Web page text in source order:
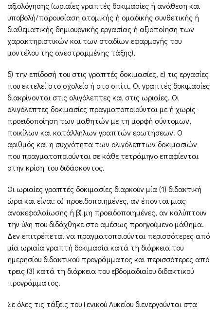
αξιολόγησης (ωριαίες γραπτές δοκιμασίες ή ανάθεση και
υποβολή/παρουσίαση ατομικής ή ομαδικής συνθετικής ή
διαθεματικής δημιουργικής εργασίας ή αξιοποίηση των
χαρακτηριστικών και των σταδίων εφαρμογής του
μοντέλου της ανεστραμμένης τάξης),
δ) την επίδοσή του στις γραπτές δοκιμασίες, ε) τις εργασίες
που εκτελεί στο σχολείο ή στο σπίτι. Οι γραπτές δοκιμασίες
διακρίνονται στις ολιγόλεπτες και στις ωριαίες. Οι
ολιγόλεπτες δοκιμασίες πραγματοποιούνται με ή χωρίς
προειδοποίηση των μαθητών με τη μορφή σύντομων,
ποικίλων και κατάλληλων γραπτών ερωτήσεων. Ο
αριθμός και η συχνότητα των ολιγόλεπτων δοκιμασιών
που πραγματοποιούνται σε κάθε τετράμηνο επαφίενται
στην κρίση του διδάσκοντος.
Οι ωριαίες γραπτές δοκιμασίες διαρκούν μία (1) διδακτική
ώρα και είναι: α) προειδοποιημένες, αν έπονται μιας
ανακεφαλαίωσης ή β) μη προειδοποιημένες, αν καλύπτουν
την ύλη που διδάχθηκε στο αμέσως προηγούμενο μάθημα.
Δεν επιτρέπεται να πραγματοποιούνται περισσότερες από
μία ωριαία γραπτή δοκιμασία κατά τη διάρκεια του
ημερησίου διδακτικού προγράμματος και περισσότερες από
τρεις (3) κατά τη διάρκεια του εβδομαδιαίου διδακτικού
προγράμματος.
Σε όλες τις τάξεις του Γενικού Λυκείου διενεργούνται στα